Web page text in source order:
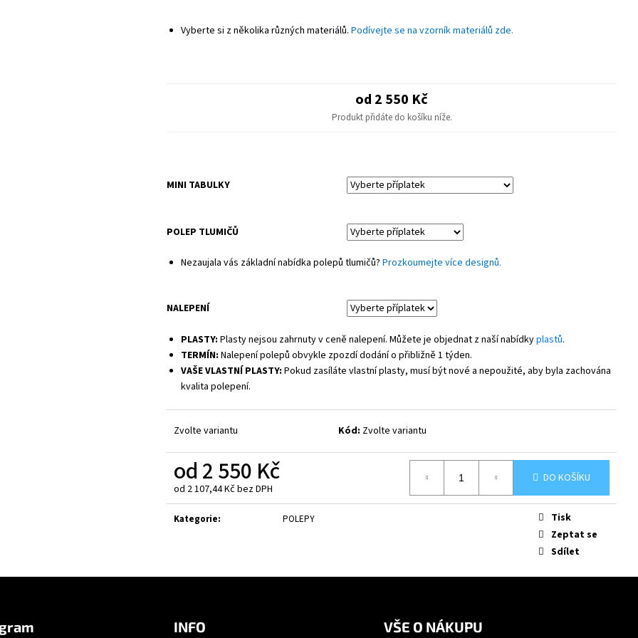
Vyberte si z několika různých materiálů. Podívejte se na vzorník materiálů zde.
od 2 550 Kč
Produkt přidáte do košíku níže.
MINI TABULKY
POLEP TLUMIČŮ
Nezaujala vás základní nabídka polepů tlumičů? Prozkoumejte více designů.
NALEPENÍ
PLASTY: Plasty nejsou zahrnuty v ceně nalepení. Můžete je objednat z naší nabídkyplastů.
TERMÍN: Nalepení polepů obvykle zpozdí dodání o přibližně 1 týden.
VAŠE VLASTNÍ PLASTY: Pokud zasíláte vlastní plasty, musí být nové a nepoužité, aby byla zachována
kvalita polepení.
Zvolte variantu Kód: Zvolte variantu
od2 550 Kč
od 2 107,44 Kčbez DPH
Měrná
cena:
DO KOŠÍKU
Kategorie: POLEPY
Tisk
Zeptat se
Sdílet
INFO VŠE O NÁKUPU